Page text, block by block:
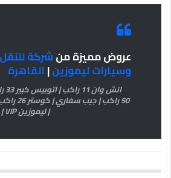
عروض مميزة منشركة
وسيارات ليموزين|القاهرة
| ليموزين VIP | هاي اس 16 راكب